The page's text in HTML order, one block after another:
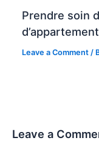
Prendre soin
Leave a Comment /
Leave a